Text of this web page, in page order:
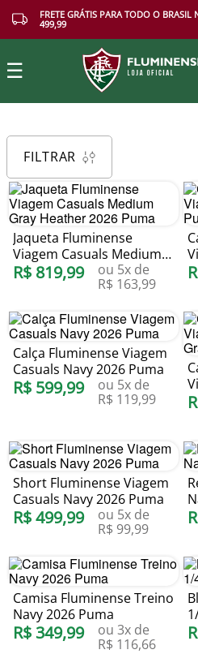
FRETE GRÁTIS PARA TODO O BRASIL
499,99
☰
FILTRAR
Jaqueta Fluminense
Viagem Casuals Medium
Gray Heather 2026 Puma
R$ 819,99 ou 5x de
R$ 163,99
Calça Fluminense Viagem
Casuals Navy 2026 Puma
R$ 599,99 ou 5x de
R$ 119,99
Short Fluminense Viagem
Casuals Navy 2026 Puma
R$499,99 ou 5x de
R$ 99,99
Camisa Fluminense Treino
Navy 2026 Puma
R$ 349,99 ou 3x de
R$ 116,66